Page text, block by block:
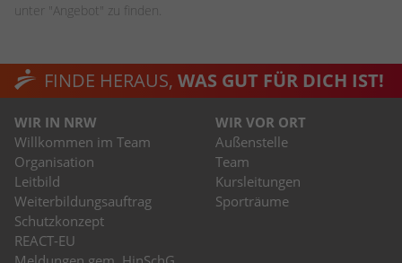
unter "Angebot" zu finden.
FINDE HERAUS, WAS GUT FÜR DICH IST!
WIR IN NRW
Willkommen im Team
Organisation
Leitbild
Weiterbildungsauftrag
Schutzkonzept
REACT-EU
WIR VOR ORT
Außenstelle
Team
Kursleitungen
Sporträume